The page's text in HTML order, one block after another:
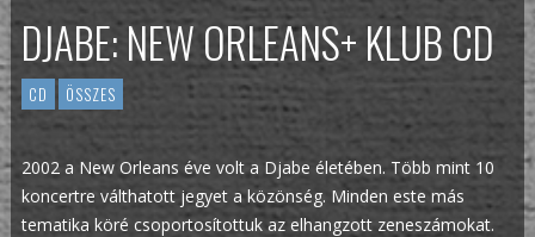
DJABE: NEW ORLEANS+ KLUB CD
CD ÖSSZES
2002 a New Orleans éve volt a Djabe életében. Több mint 10
koncertre válthatott jegyet a közönség. Minden este más
tematika köré csoportosítottuk az elhangzott zeneszámokat.